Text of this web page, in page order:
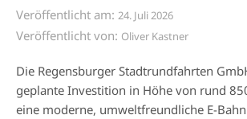
Veröffentlicht am: 24. Juli 2026
Veröffentlicht von: Oliver Kastner
Die Regensburger Stadtrundfahrten
geplante Investition in Höhe von rund
eine moderne, umweltfreundliche E-